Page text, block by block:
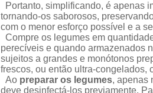
Portanto, simplificando, é apenas
tornando-os saborosos,
com o menor esforço possível e a
Compre os legumes em
perecíveis e quando armazenados
sujeitos a grandes e monótonos
frescos, ou então ultra-congelados,
Ao preparar os legumes, apenas
deve desinfectá-los previamente.